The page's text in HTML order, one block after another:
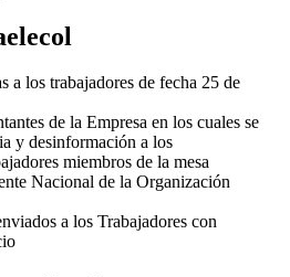
a los trabajadores de fecha 25 de
de la Empresa en los cuales se
y desinformación a los
miembros de la mesa
Nacional de la Organización
a los Trabajadores con